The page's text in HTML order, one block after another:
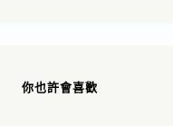
你也許會喜歡